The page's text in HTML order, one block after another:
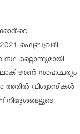
ഫെബ്രുവരി
മറ്റൊന്നുമായി
ലോക്-ടൗൺ സാഹചര്യം
അതിൽ വിശ്വാസികൾ